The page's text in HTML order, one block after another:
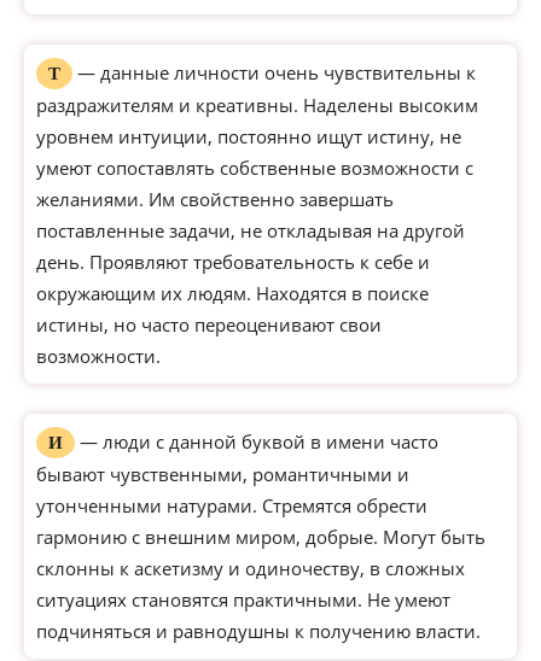
Т
— данные личности очень чувствительны к
раздражителям и креативны. Наделены высоким
уровнем интуиции, постоянно ищут истину, не
умеют сопоставлять собственные возможности с
желаниями. Им свойственно завершать
поставленные задачи, не откладывая на другой
день. Проявляют требовательность к себе и
окружающим их людям. Находятся в поиске
истины, но часто переоценивают свои
возможности.
И
— люди с данной буквой в имени часто
бывают чувственными, романтичными и
утонченными натурами. Стремятся обрести
гармонию с внешним миром, добрые. Могут быть
склонны к аскетизму и одиночеству, в сложных
ситуациях становятся практичными. Не умеют
подчиняться и равнодушны к получению власти.